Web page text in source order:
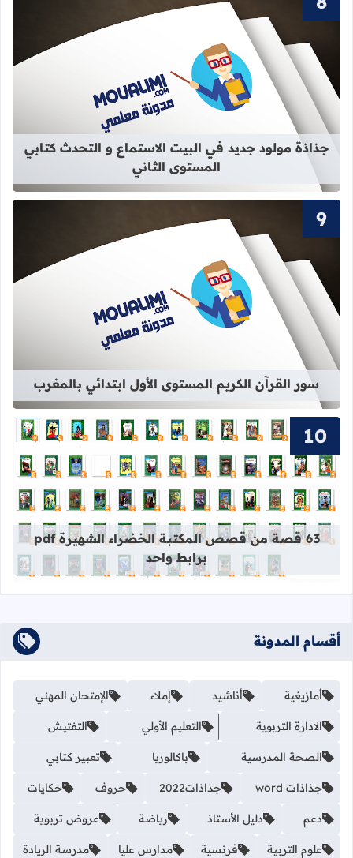
قراءة المزيد عن جذاذة مولود جديد
جذاذة مولود جديد في البيت الاستماع و التحدث كتابي
المستوى الثاني
قراءة المزيد عن سور القرآن الكريم
سور القرآن الكريم المستوى الأول ابتدائي بالمغرب
قراءة المزيد عن 63 قصة من قصص المكتبة الخضراء الشهيرة pdf برابط واحد
63 قصة من قصص المكتبة الخضراء الشهيرة pdf
برابط واحد
أقسام المدونة
أمازيغية أناشيد إملاء الإمتحان المهني
الادارة التربوية التعليم الأولي التفتيش
الصحة المدرسية باكالوريا تعبير كتابي
جذاذات word جذاذات2022 حروف حكايات
دعم دليل الأستاذ رياضة عروض تربوية
علوم التربية فرنسية مدارس عليا مدرسة الريادة